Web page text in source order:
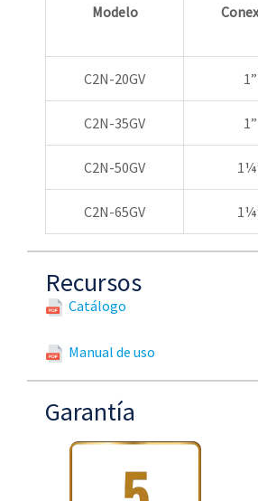
Modelo
C2N-20GV 1”
C2N-35GV 1”
C2N-50GV
C2N-65GV
Recursos
Catálogo
Manual de uso
Garantía